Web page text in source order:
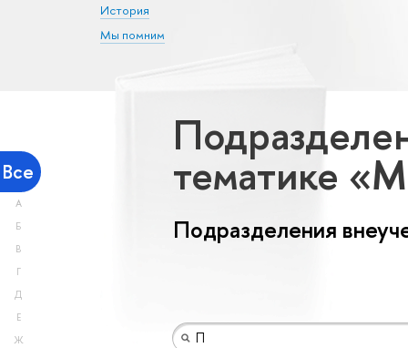
История
Мы помним
Все
А
Б
В
Г
Д
Е
Ж
тематике
Подразделения